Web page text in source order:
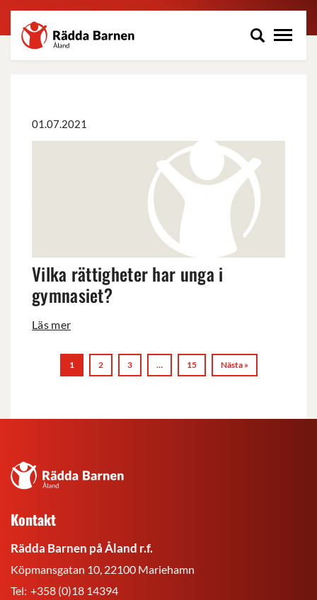
Hoppa
till
huvudinnehåll
Rädda
Barnen
på
01.07.2021
Vilka rättigheter har unga i
gymnasiet?
Läs mer
1 2 3 … 15 Nästa »
Kontakt
Rädda Barnen på Åland r.f.
Köpmansgatan 10, 22100 Mariehamn
Tel: +358 (0)18 14394